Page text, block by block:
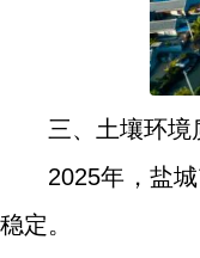
三、土壤环境
2025年，盐
稳定。